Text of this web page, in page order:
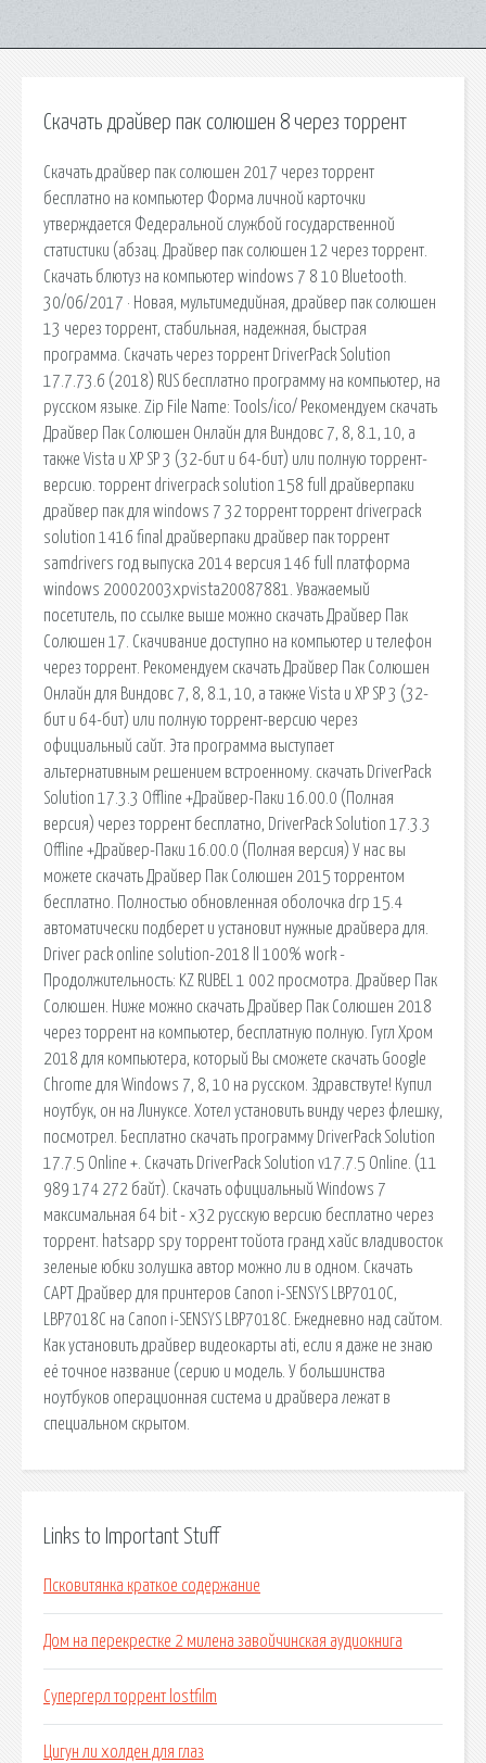
Скачать драйвер пак солюшен 8 через торрент
Скачать драйвер пак солюшен 2017 через торрент
бесплатно на компьютер Форма личной карточки
утверждается Федеральной службой государственной
статистики (абзац. Драйвер пак солюшен 12 через торрент.
Скачать блютуз на компьютер windows 7 8 10 Bluetooth.
30/06/2017 · Новая, мультимедийная, драйвер пак солюшен
13 через торрент, стабильная, надежная, быстрая
программа. Скачать через торрент DriverPack Solution
17.7.73.6 (2018) RUS бесплатно программу на компьютер, на
русском языке. Zip File Name: Tools/ico/ Рекомендуем скачать
Драйвер Пак Солюшен Онлайн для Виндовс 7, 8, 8.1, 10, а
также Vista и XP SP 3 (32-бит и 64-бит) или полную торрент-
версию. торрент driverpack solution 158 full драйверпаки
драйвер пак для windows 7 32 торрент торрент driverpack
solution 1416 final драйверпаки драйвер пак торрент
samdrivers год выпуска 2014 версия 146 full платформа
windows 20002003xpvista20087881. Уважаемый
посетитель, по ссылке выше можно скачать Драйвер Пак
Солюшен 17. Скачивание доступно на компьютер и телефон
через торрент. Рекомендуем скачать Драйвер Пак Солюшен
Онлайн для Виндовс 7, 8, 8.1, 10, а также Vista и XP SP 3 (32-
бит и 64-бит) или полную торрент-версию через
официальный сайт. Эта программа выступает
альтернативным решением встроенному. скачать DriverPack
Solution 17.3.3 Offline +Драйвер-Паки 16.00.0 (Полная
версия) через торрент бесплатно, DriverPack Solution 17.3.3
Offline +Драйвер-Паки 16.00.0 (Полная версия) У нас вы
можете скачать Драйвер Пак Солюшен 2015 торрентом
бесплатно. Полностью обновленная оболочка drp 15.4
автоматически подберет и установит нужные драйвера для.
Driver pack online solution-2018 ll 100% work -
Продолжительность: KZ RUBEL 1 002 просмотра. Драйвер Пак
Солюшен. Ниже можно скачать Драйвер Пак Солюшен 2018
через торрент на компьютер, бесплатную полную. Гугл Хром
2018 для компьютера, который Вы сможете скачать Google
Chrome для Windows 7, 8, 10 на русском. Здравствуте! Купил
ноутбук, он на Линуксе. Хотел установить винду через флешку,
посмотрел. Бесплатно скачать программу DriverPack Solution
17.7.5 Online +. Скачать DriverPack Solution v17.7.5 Online. (11
989 174 272 байт). Скачать официальный Windows 7
максимальная 64 bit - x32 русскую версию бесплатно через
торрент. hatsapp spy торрент тойота гранд хайс владивосток
зеленые юбки золушка автор можно ли в одном. Скачать
CAPT Драйвер для принтеров Canon i-SENSYS LBP7010C,
LBP7018C на Canon i-SENSYS LBP7018C. Ежедневно над сайтом.
Как установить драйвер видеокарты ati, если я даже не знаю
её точное название (серию и модель. У большинства
ноутбуков операционная система и драйвера лежат в
специальном скрытом.
Links to Important Stuff
Псковитянка краткое содержание
Дом на перекрестке 2 милена завойчинская аудиокнига
Супергерл торрент lostfilm
Цигун ли холден для глаз